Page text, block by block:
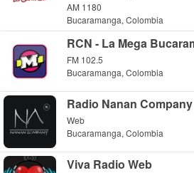
AM 1180
Bucaramanga, Colombia
RCN - La Mega
FM 102.5
Bucaramanga, Colombia
Radio Nanan Company
Web
Bucaramanga, Colombia
Viva Radio Web